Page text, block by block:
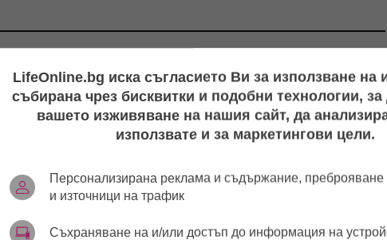
символа
LifeOnline.bg иска съгласието Ви за използване
събирана чрез бисквитки и подобни технологии,
вашето изживяване на нашия сайт, да
използвате и за маркетингови цели.
Персонализирана реклама и съдържание,
и източници на трафик
Съхраняване на и/или достъп до информация на